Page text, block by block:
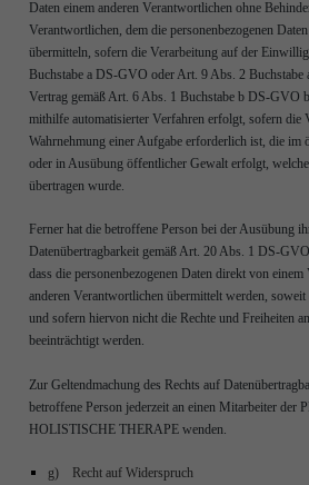
Daten einem anderen Verantwortlichen ohne
Verantwortlichen, dem die personenbezogenen
übermitteln, sofern die Verarbeitung auf der
Buchstabe a DS-GVO oder Art. 9 Abs. 2
Vertrag gemäß Art. 6 Abs. 1 Buchstabe b DS-GVO
mithilfe automatisierter Verfahren erfolgt, sofern die
Wahrnehmung einer Aufgabe erforderlich ist, die im
oder in Ausübung öffentlicher Gewalt erfolgt,
übertragen wurde.
Ferner hat die betroffene Person bei der Ausübung
Datenübertragbarkeit gemäß Art. 20 Abs. 1 DS-
dass die personenbezogenen Daten direkt von
anderen Verantwortlichen übermittelt werden,
und sofern hiervon nicht die Rechte und Freiheiten
beeinträchtigt werden.
Zur Geltendmachung des Rechts auf
betroffene Person jederzeit an einen Mitarbeiter der
HOLISTISCHE THERAPE wenden.
g) Recht auf Widerspruch